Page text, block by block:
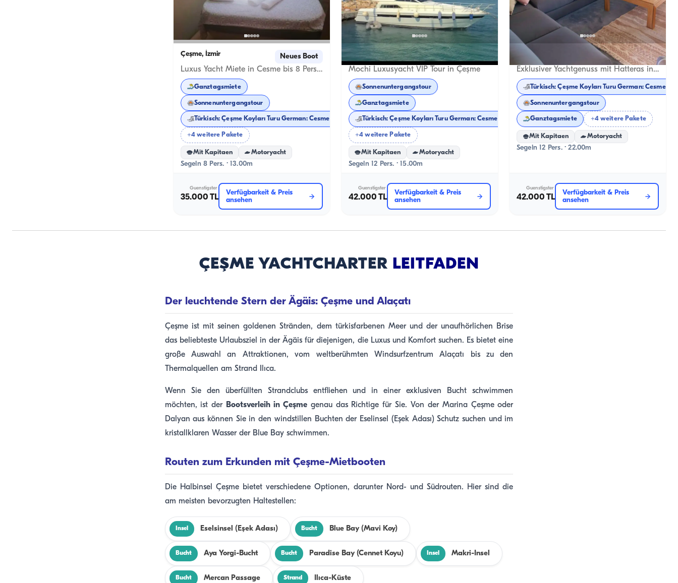
Çeşme, İzmir Neues Boot
Luxus Yacht Miete in Cesme bis 8 Personen
Ganztagsmiete
Sonnenuntergangstour
Türkisch: Çeşme Koyları Turu German: Cesme Buchten Tour
+4 weitere Pakete
Mit Kapitaen Motoryacht
Segeln 8 Pers. · 13.00m
Guenstigster
35.000 TL
Verfügbarkeit & Preis
ansehen
Çeşme, İzmir Neues Boot
Mochi Luxusyacht VIP Tour in Çeşme
Sonnenuntergangstour
Ganztagsmiete
Türkisch: Çeşme Koyları Turu German: Cesme Buchten Tour
+4 weitere Pakete
Mit Kapitaen Motoryacht
Segeln 12 Pers. · 15.00m
Guenstigster
42.000 TL
Verfügbarkeit & Preis
ansehen
Çeşme, İzmir Neues Boot
Exklusiver Yachtgenuss mit Hatteras in Çeşme's Blauwasser
Türkisch: Çeşme Koyları Turu German:
Sonnenuntergangstour
Ganztagsmiete +4 weitere Pakete
Mit Kapitaen Motoryacht
Segeln 12 Pers. · 22.00m
Guenstigster
42.000 TL
Verfügbarkeit & Preis
ansehen
ÇEŞME YACHTCHARTER LEITFADEN
Der leuchtende Stern der Ägäis: Çeşme und Alaçatı
Çeşme ist mit seinen goldenen Stränden, dem türkisfarbenen Meer und der unaufhörlichen Brise
das beliebteste Urlaubsziel in der Ägäis für diejenigen, die Luxus und Komfort suchen. Es bietet eine
große Auswahl an Attraktionen, vom weltberühmten Windsurfzentrum Alaçatı bis zu den
Thermalquellen am Strand Ilıca.
Wenn Sie den überfüllten Strandclubs entfliehen und in einer exklusiven Bucht schwimmen
möchten, ist der
Bootsverleih in Çeşmegenau das Richtige für Sie. Von der Marina Çeşme oder
Dalyan aus können Sie in den windstillen Buchten der Eselinsel (Eşek Adası) Schutz suchen und im
kristallklaren Wasser der Blue Bay schwimmen.
Routen zum Erkunden mit Çeşme-Mietbooten
Die Halbinsel Çeşme bietet verschiedene Optionen, darunter Nord- und Südrouten. Hier sind die
am meisten bevorzugten Haltestellen:
Insel Eselsinsel (Eşek Adası) Bucht Blue Bay (Mavi Koy)
Bucht Aya Yorgi-Bucht Bucht Paradise Bay (Cennet Koyu) Insel Makri-Insel
Bucht Mercan Passage Strand Ilıca-Küste